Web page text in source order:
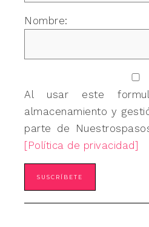
Nombre:
Al usar este
almacenamiento y
parte de
[Política de privacidad]